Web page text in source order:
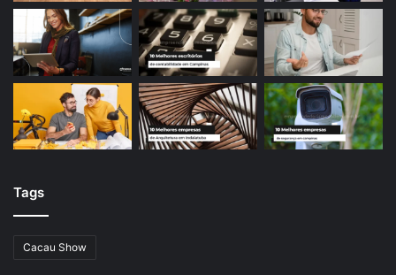
Tags
Cacau Show